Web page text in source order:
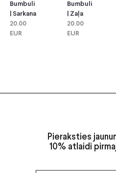
Bumbuli
| Sarkana
20.00
EUR
Bumbuli
| Zaļa
20.00
EUR
Pieraksties
10% atlaidi